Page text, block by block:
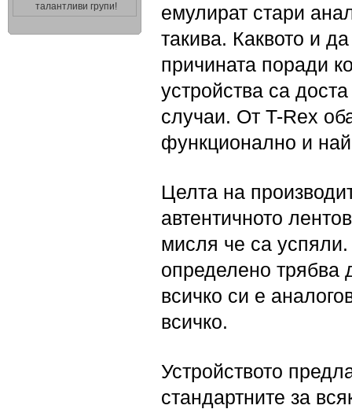
талантливи групи!
емулират стари
такива. Каквото и
причината поради
устройства са
случаи. От T-Rex
функционално и
Целта на
автентичното
мисля че са
определено трябва
всичко си е
всичко.
Устройството
стандартните за